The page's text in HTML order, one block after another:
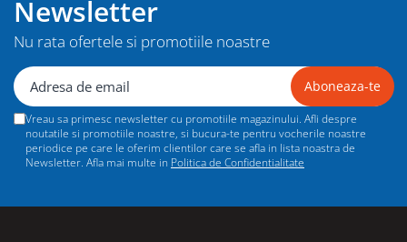
Newsletter
Nu rata ofertele si promotiile noastre
Vreau sa primesc newsletter cu promotiile magazinului. Afli despre
noutatile si promotiile noastre, si bucura-te pentru vocherile noastre
periodice pe care le oferim clientilor care se afla in lista noastra de
Newsletter. Afla mai multe in Politica de Confidentialitate